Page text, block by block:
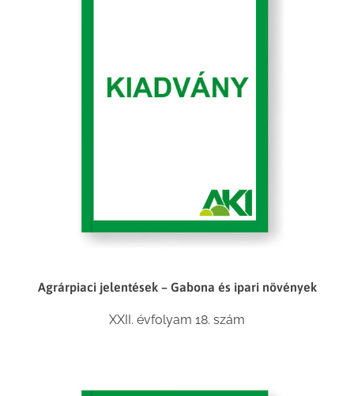
Agrárpiaci jelentések – Gabona és ipari növények
XXII. évfolyam 18. szám